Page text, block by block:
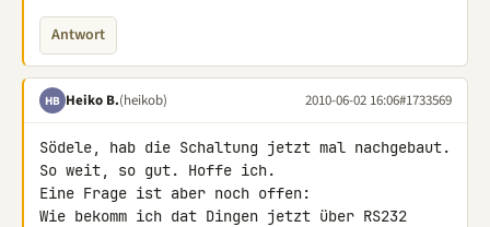
Antwort
HB Heiko B.(heikob) 2010-06-02 16:06#1733569
Södele, hab die Schaltung jetzt mal nachgebaut.
So weit, so gut. Hoffe ich.
Eine Frage ist aber noch offen:
Wie bekomm ich dat Dingen jetzt über RS232